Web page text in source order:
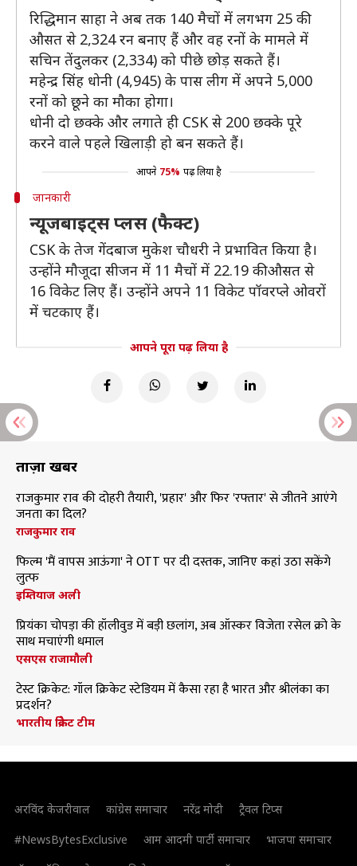
रिद्धिमान साहा ने अब तक 140 मैचों में लगभग 25 की
औसत से 2,324 रन बनाए हैं और वह रनों के मामले में
सचिन तेंदुलकर (2,334) को पीछे छोड़ सकते हैं।
महेन्द्र सिंह धोनी (4,945) के पास लीग में अपने 5,000
रनों को छूने का मौका होगा।
धोनी दो छक्के और लगाते ही CSK से 200 छक्के पूरे
करने वाले पहले खिलाड़ी हो बन सकते हैं।
आपने 75% पढ़ लिया है
जानकारी
न्यूजबाइट्स प्लस (फैक्ट)
CSK के तेज गेंदबाज मुकेश चौधरी ने प्रभावित किया है।
उन्होंने मौजूदा सीजन में 11 मैचों में 22.19 की औसत से
16 विकेट लिए हैं। उन्होंने अपने 11 विकेट पॉवरप्ले ओवरों
में चटकाए हैं।
आपने पूरा पढ़ लिया है
ताज़ा खबरें
राजकुमार राव की दोहरी तैयारी, 'प्रहार' और फिर 'रफ्तार' से जीतने आएंगे
जनता का दिल?
राजकुमार राव
फिल्म 'मैं वापस आऊंगा' ने OTT पर दी दस्तक, जानिए कहां उठा सकेंगे
लुत्फ
इम्तियाज अली
प्रियंका चोपड़ा की हॉलीवुड में बड़ी छलांग, अब ऑस्कर विजेता रसेल क्रो के
साथ मचाएंगी धमाल
एसएस राजामौली
टेस्ट क्रिकेट: गॉल क्रिकेट स्टेडियम में कैसा रहा है भारत और श्रीलंका का
प्रदर्शन?
भारतीय क्रिकेट टीम
अरविंद केजरीवाल कांग्रेस समाचार नरेंद्र मोदी
ट्रैवल टिप्स
#NewsBytesExclusive
आम आदमी पार्टी समाचार
भाजपा समाचार